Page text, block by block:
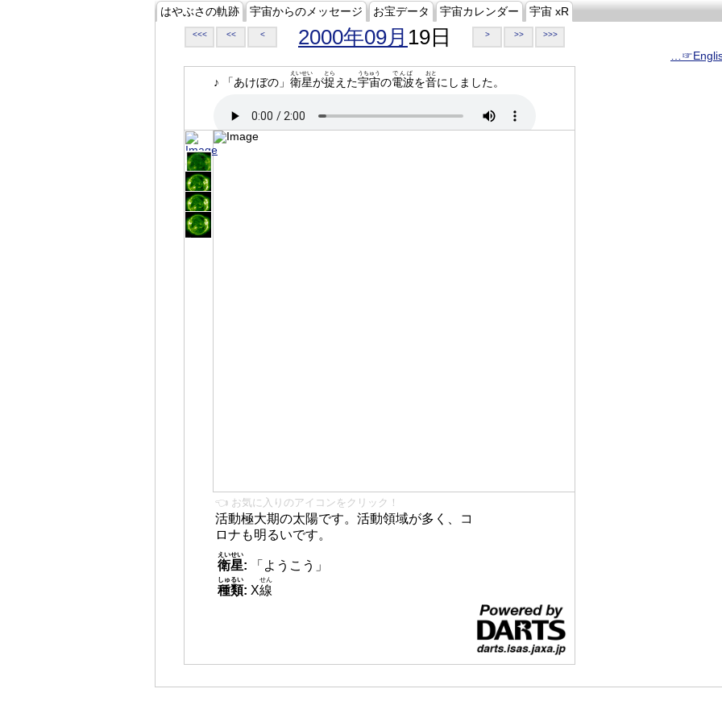
はやぶさの軌跡 宇宙からのメッセージ お宝データ 宇宙カレンダー 宇宙 xR
<<< << < 2000年09月 19日 > >> >>>
♪ 「あけぼの」 衛星
えいせい
が捉
とら
えた宇宙
うちゅう
の電波
でんぱ
を音
おと
にしました。
👈 お気に入りのアイコンをクリック！
活動極大期の太陽です。活動領域が多く、コ
ロナも明るいです。
衛星
えいせい
:
「ようこう」
種類
しゅるい
: X線
せん